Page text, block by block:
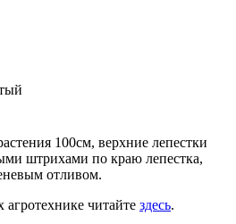
100см, верхние лепестки
штрихами по краю лепестка,
отливом.
читайте здесь.